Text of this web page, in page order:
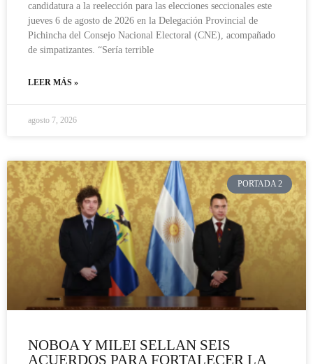
candidatura a la reelección para las elecciones seccionales este
jueves 6 de agosto de 2026 en la Delegación Provincial de
Pichincha del Consejo Nacional Electoral (CNE), acompañado
de simpatizantes. “Sería terrible
LEER MÁS »
agosto 7, 2026
PORTADA 2
NOBOA Y MILEI SELLAN SEIS
ACUERDOS PARA FORTALECER LA